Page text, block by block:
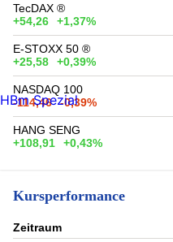
TecDAX ®
+54,26
+1,37%
E-STOXX 50 ®
+25,58
+0,39%
NASDAQ 100
-114,46
-0,39%
HANG SENG
+108,91
+0,43%
Kursperformance
Zeitraum
HBm Spezial